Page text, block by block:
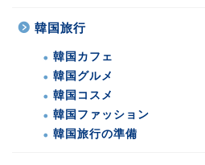
韓国旅行
韓国カフェ
韓国グルメ
韓国コスメ
韓国ファッション
韓国旅行の準備